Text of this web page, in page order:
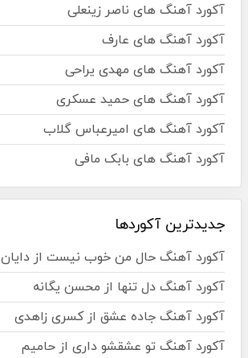
آکورد آهنگ های ناصر زینعلی
آکورد آهنگ های عارف
آکورد آهنگ های مهدی یراحی
آکورد آهنگ های حمید عسکری
آکورد آهنگ های امیرعباس گلاب
آکورد آهنگ های بابک مافی
جدیدترین آکوردها
آکورد آهنگ حال من خوب نیست از دایان
آکورد آهنگ دل تنها از محسن یگانه
آکورد آهنگ جاده عشق از کسری زاهدی
آکورد آهنگ تو عشقشو داری از حامیم